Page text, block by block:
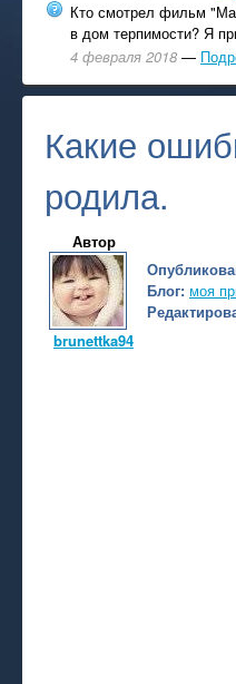
Кто смотрел фильм
в дом терпимости? Я
4 февраля 2018 —
Какие
родила.
Автор
brunettka94
Блог: моя